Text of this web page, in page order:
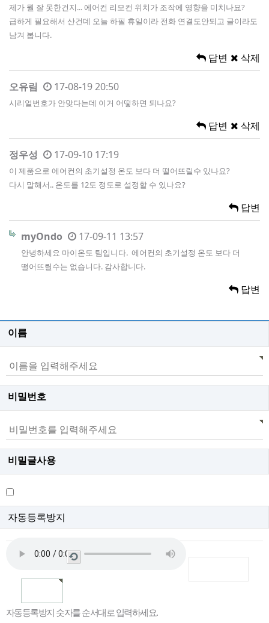
제가 뭘 잘 못한건지... 에어컨 리모컨 위치가 조작에 영향을 미치나요?
급하게 필요해서 산건데 오늘 하필 휴일이라 전화 연결도안되고 글이라도
남겨 봅니다.
답변 삭제
오유림 17-08-19 20:50
시리얼번호가 안맞다는데 이거 어떻하면 되나요?
답변 삭제
정우성 17-09-10 17:19
이 제품으로 에어컨의 초기설정 온도 보다 더 떨어뜨릴수 있나요?
다시 말해서.. 온도를 12도 정도로 설정할 수 있나요?
답변
myOndo 17-09-11 13:57
안녕하세요 마이온도 팀입니다. 에어컨의 초기설정 온도 보다 더
떨어뜨릴수는 없습니다. 감사합니다.
답변
이름
비밀번호
비밀글사용
자동등록방지
새
자동등록방지 숫자를 순서대로 입력하세요.